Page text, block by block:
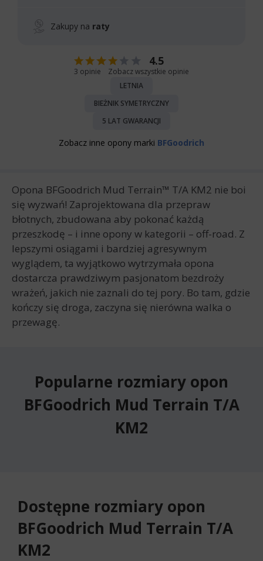
Zakupy na raty
4.5
3 opinie
Zobacz wszystkie opinie
LETNIA
BIEŻNIK SYMETRYCZNY
5 LAT GWARANCJI
Zobacz inne opony marki BFGoodrich
Opona BFGoodrich Mud Terrain™ T/A KM2 nie boi
się wyzwań! Zaprojektowana dla przepraw
błotnych, zbudowana aby pokonać każdą
przeszkodę – i inne opony w kategorii – off-road. Z
lepszymi osiągami i bardziej agresywnym
wyglądem, ta wyjątkowo wytrzymała opona
dostarcza prawdziwym pasjonatom bezdroży
wrażeń, jakich nie zaznali do tej pory. Bo tam, gdzie
kończy się droga, zaczyna się nierówna walka o
przewagę.
Popularne rozmiary opon
BFGoodrich Mud Terrain T/A
KM2
Dostępne rozmiary opon
BFGoodrich Mud Terrain T/A
KM2